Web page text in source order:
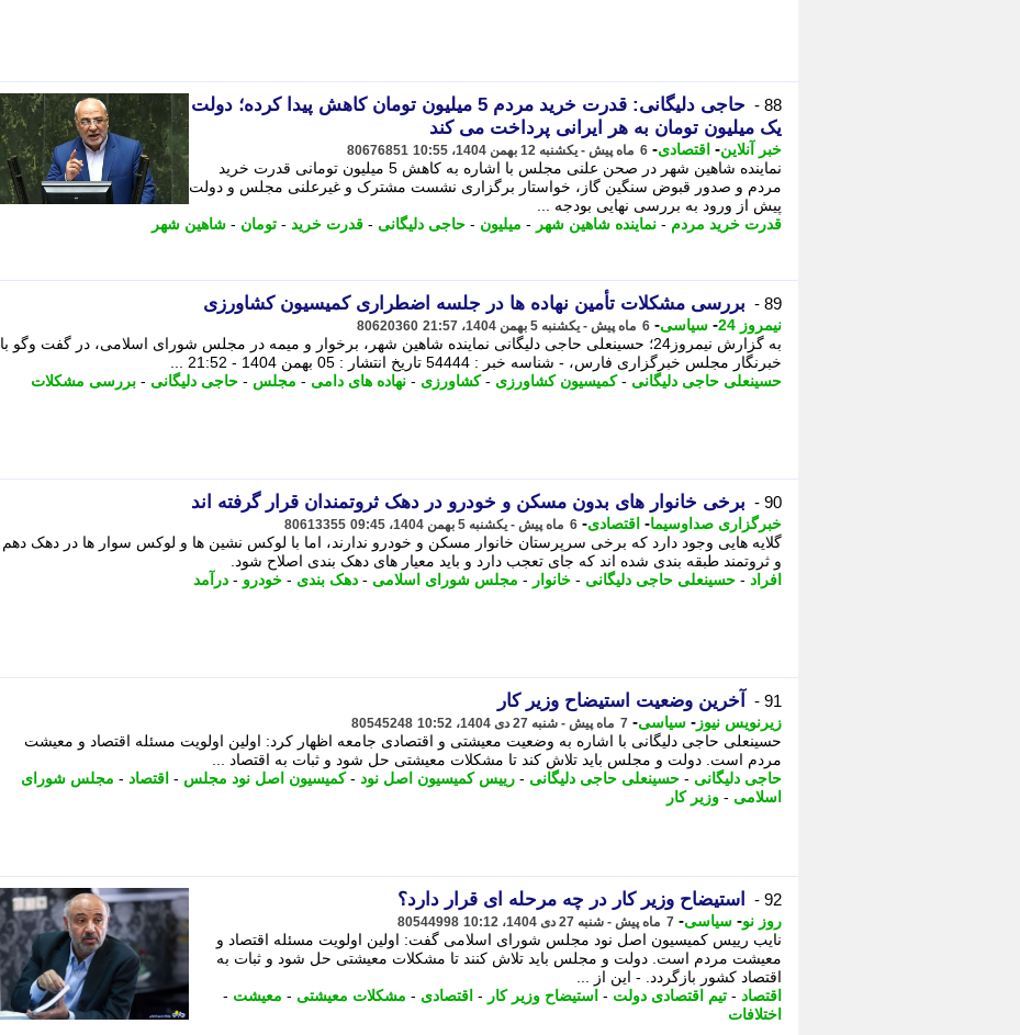
88 -
حاجی دلیگانی: قدرت خرید مردم 5 میلیون تومان کاهش پیدا کرده؛ دولت
یک میلیون تومان به هر ایرانی پرداخت می کند
خبر آنلاین- اقتصادی- 6 ماه پیش - یکشنبه 12 بهمن 1404، 10:55 80676851
نماینده شاهین شهر در صحن علنی مجلس با اشاره به کاهش 5 میلیون تومانی قدرت خرید
مردم و صدور قبوض سنگین گاز، خواستار برگزاری نشست مشترک و غیرعلنی مجلس و دولت
پیش از ورود به بررسی نهایی بودجه ...
قدرت خرید مردم - نماینده شاهین شهر - میلیون - حاجی دلیگانی - قدرت خرید - تومان - شاهین شهر
89 - بررسی مشکلات تأمین نهاده ها در جلسه اضطراری کمیسیون کشاورزی
نیمروز 24 - سیاسی- 6 ماه پیش - یکشنبه 5 بهمن 1404، 21:57 80620360
به گزارش نیمروز24؛ حسینعلی حاجی دلیگانی نماینده شاهین شهر، برخوار و میمه در مجلس شورای اسلامی، در گفت وگو با
خبرنگار مجلس خبرگزاری فارس، - شناسه خبر : 54444 تاریخ انتشار : 05 بهمن 1404 - 21:52 ...
حسینعلی حاجی دلیگانی -کمیسیون کشاورزی -کشاورزی - نهاده های دامی - مجلس - حاجی دلیگانی - بررسی مشکلات
90 - برخی خانوار های بدون مسکن و خودرو در دهک ثروتمندان قرار گرفته اند
خبرگزاری صداوسیما- اقتصادی- 6 ماه پیش - یکشنبه 5 بهمن 1404، 09:45 80613355
گلایه هایی وجود دارد که برخی سرپرستان خانوار مسکن و خودرو ندارند، اما با لوکس نشین ها و لوکس سوار ها در دهک دهم
و ثروتمند طبقه بندی شده اند که جای تعجب دارد و باید معیار های دهک بندی اصلاح شود.
افراد - حسینعلی حاجی دلیگانی - خانوار - مجلس شورای اسلامی - دهک بندی - خودرو - درآمد
91 - آخرین وضعیت استیضاح وزیر کار
زیرنویس نیوز - سیاسی- 7 ماه پیش - شنبه 27 دی 1404، 10:52 80545248
حسینعلی حاجی دلیگانی با اشاره به وضعیت معیشتی و اقتصادی جامعه اظهار کرد: اولین اولویت مسئله اقتصاد و معیشت
مردم است. دولت و مجلس باید تلاش کند تا مشکلات معیشتی حل شود و ثبات به اقتصاد ...
حاجی دلیگانی - حسینعلی حاجی دلیگانی - رییس کمیسیون اصل نود -کمیسیون اصل نود مجلس - اقتصاد - مجلس شورای
اسلامی - وزیر کار
92 - استیضاح وزیر کار در چه مرحله ای قرار دارد؟
روز نو- سیاسی- 7 ماه پیش - شنبه 27 دی 1404، 10:12 80544998
نایب رییس کمیسیون اصل نود مجلس شورای اسلامی گفت: اولین اولویت مسئله اقتصاد و
معیشت مردم است. دولت و مجلس باید تلاش کنند تا مشکلات معیشتی حل شود و ثبات به
اقتصاد کشور بازگردد. - این از ...
اقتصاد - تیم اقتصادی دولت - استیضاح وزیر کار - اقتصادی - مشکلات معیشتی - معیشت -
اختلافات